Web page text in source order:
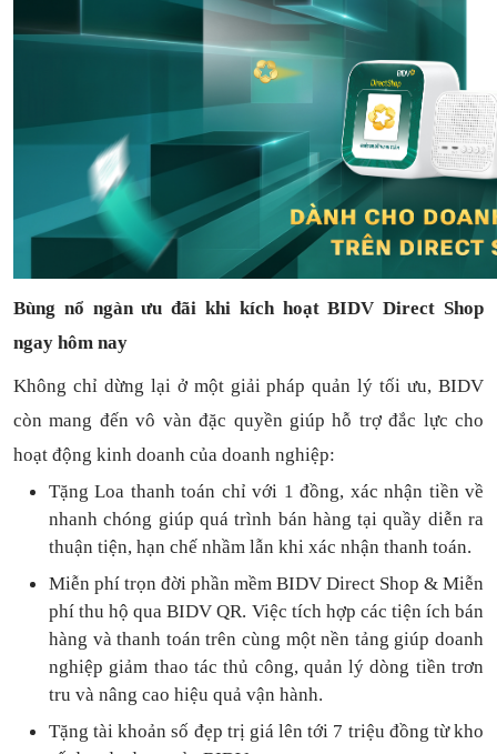
Bùng nổ ngàn ưu đãi khi kích hoạt BIDV Direct Shop
ngay hôm nay
Không chỉ dừng lại ở một giải pháp quản lý tối ưu, BIDV
còn mang đến vô vàn đặc quyền giúp hỗ trợ đắc lực cho
hoạt động kinh doanh của doanh nghiệp:
Tặng Loa thanh toán chỉ với 1đồng, xác nhận tiền về
nhanh chóng giúp quá trình bán hàng tại quầy diễn ra
thuận tiện, hạn chế nhầm lẫn khi xác nhận thanh toán.
Miễn phí trọn đời phần mềm BIDV Direct Shop & Miễn
phí thu hộ qua BIDV QR. Việc tích hợp các tiện ích bán
hàng và thanh toántrên cùng một nền tảng giúp doanh
nghiệp giảm thao tác thủ công, quản lý dòng tiền trơn
tru và nâng cao hiệu quả vận hành.
Tặngtài khoản số đẹp trị giá lên tới 7 triệu đồng từ kho